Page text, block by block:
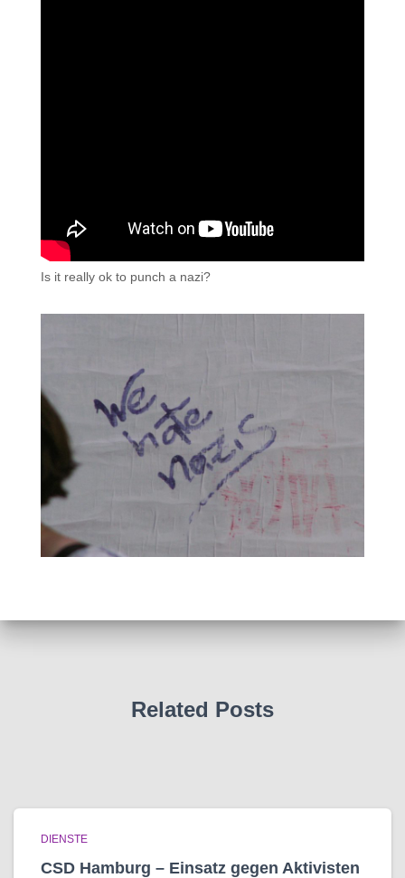
Is it really ok to punch a nazi?
Related Posts
DIENSTE
CSD Hamburg – Einsatz gegen Aktivisten